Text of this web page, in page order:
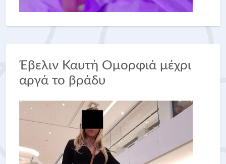
Έβελιν Καυτή Ομορφιά μέχρι
αργά το βράδυ